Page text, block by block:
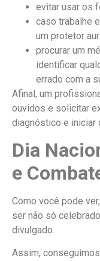
evitar usar os
caso trabalhe
um protetor
procurar um
identificar
errado com a
Afinal, um
ouvidos e solicitar
diagnóstico e iniciar
Dia
e
Como você pode
ser não só
divulgado.
Assim,